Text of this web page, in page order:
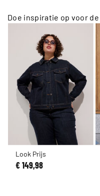
Doe inspiratie op voor
Look Prijs
€ 149,98